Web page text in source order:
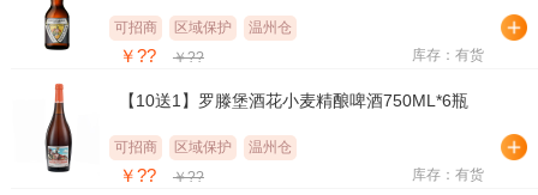
可招商 区域保护 温州仓
￥?? ￥?? 库存：有货
【10送1】罗滕堡酒花小麦精酿啤酒750ML*6瓶
可招商 区域保护 温州仓
￥?? ￥?? 库存：有货